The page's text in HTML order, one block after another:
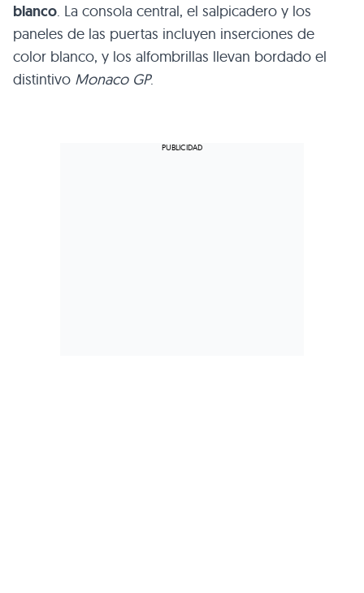
blanco . La consola central, el salpicadero y los
paneles de las puertas incluyen inserciones de
color blanco, y los alfombrillas llevan bordado el
distintivo Monaco GP.